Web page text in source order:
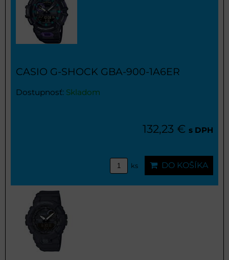
CASIO G-SHOCK GBA-900-1A6ER
Dostupnosť: Skladom
132,23 € s DPH
ks DO KOŠÍKA